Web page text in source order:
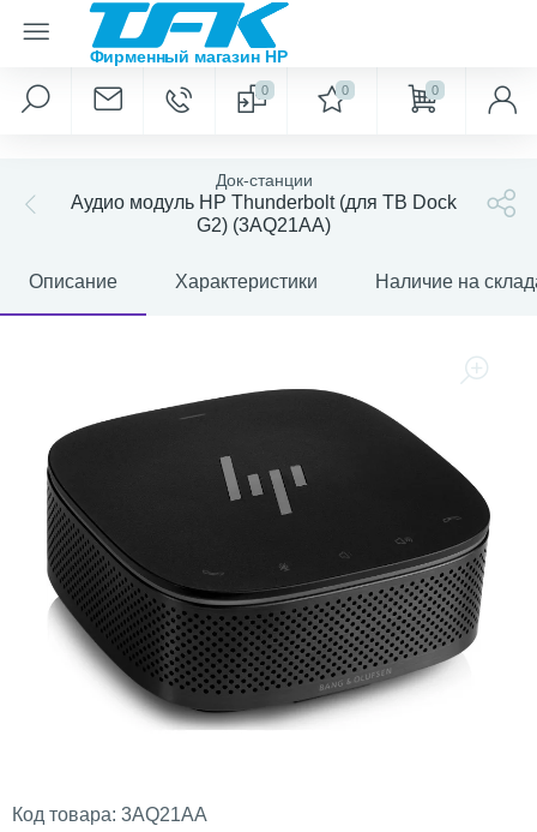
0 0 0
Док-станции
Аудио модуль HP Thunderbolt (для TB Dock
G2) (3AQ21AA)
Описание Характеристики Наличие на
Код товара: 3AQ21AA